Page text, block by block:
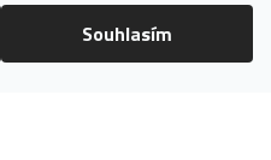
Souhlasím